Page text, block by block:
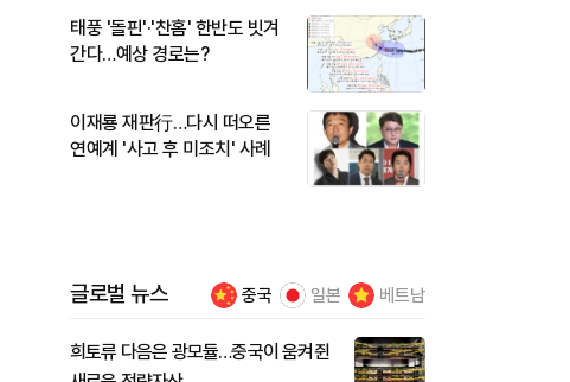
태풍 '돌핀'·'찬홈' 한반도 빗겨
간다…예상 경로는?
이재룡 재판行…다시 떠오른
연예계 '사고 후 미조치' 사례
글로벌 뉴스 중국 일본 베트남
희토류 다음은 광모듈…중국이 움켜쥔